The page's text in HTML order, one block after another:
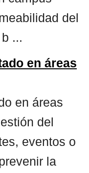
del
...
en áreas
en áreas
del
eventos o
la